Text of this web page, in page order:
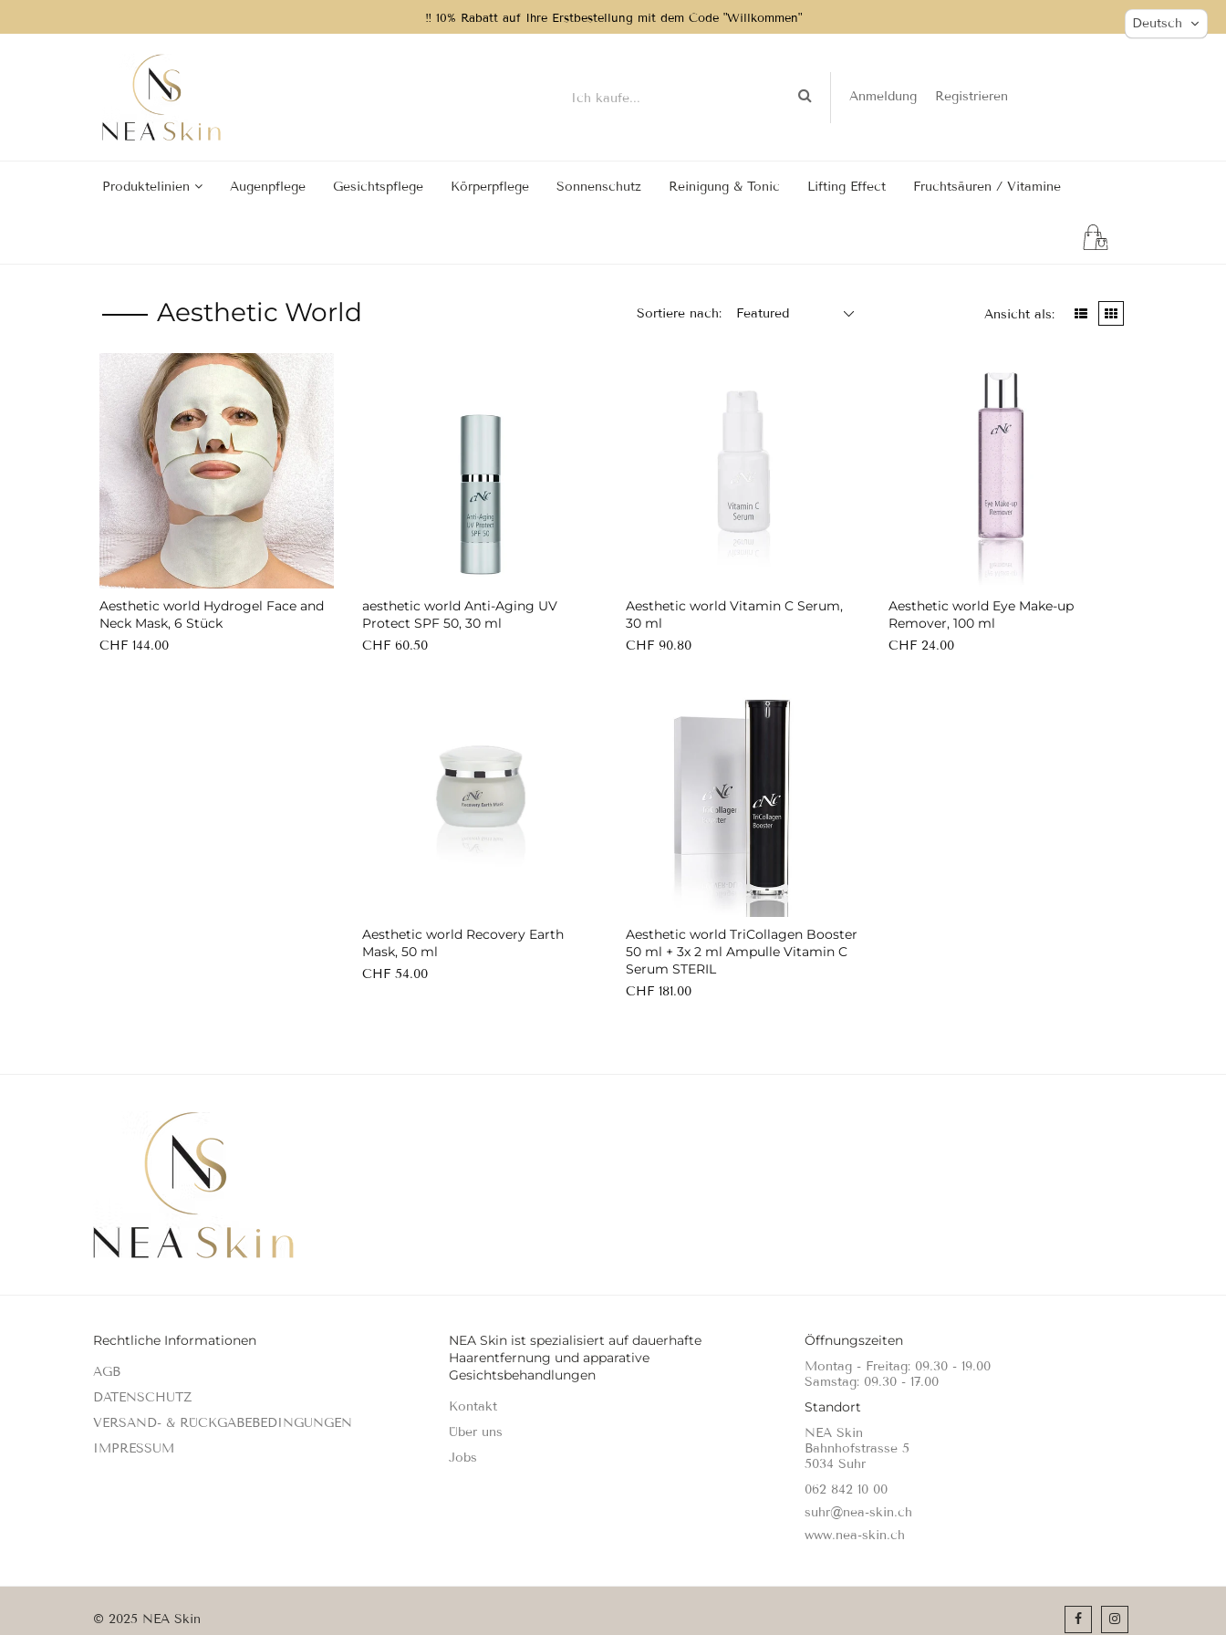
‼️ 10% Rabatt auf Ihre Erstbestellung mit dem Code "Willkommen"
Anmeldung Registrieren
Produktelinien Augenpflege Gesichtspflege Körperpflege Sonnenschutz Reinigung & Tonic Lifting Effect Fruchtsäuren / Vitamine
Aesthetic World Sortiere nach: Ansicht als:
In den Warenkorb
Aesthetic world Hydrogel Face and
Neck Mask, 6 Stück
CHF 144.00
In den Warenkorb
aesthetic world Anti-Aging UV
Protect SPF 50, 30 ml
CHF 60.50
Aesthetic world Vitamin C Serum,
30 ml
CHF 90.80
In den Warenkorb
Aesthetic world Eye Make-up
Remover, 100 ml
CHF 24.00
Aesthetic world Recovery Earth
Mask, 50 ml
CHF 54.00
In den Warenkorb
Aesthetic world TriCollagen Booster
50 ml + 3x 2 ml Ampulle Vitamin C
Serum STERIL
CHF 181.00
Rechtliche Informationen
AGB
DATENSCHUTZ
VERSAND- & RÜCKGABEBEDINGUNGEN
IMPRESSUM
NEA Skin ist spezialisiert auf dauerhafte
Haarentfernung und apparative
Gesichtsbehandlungen
Kontakt
Über uns
Jobs
Öffnungszeiten
Montag - Freitag: 09.30 - 19.00
Samstag: 09.30 - 17.00
Standort
NEA Skin
Bahnhofstrasse 5
5034 Suhr
062 842 10 00
suhr@nea-skin.ch
www.nea-skin.ch
© 2025 NEA Skin
Deutsch